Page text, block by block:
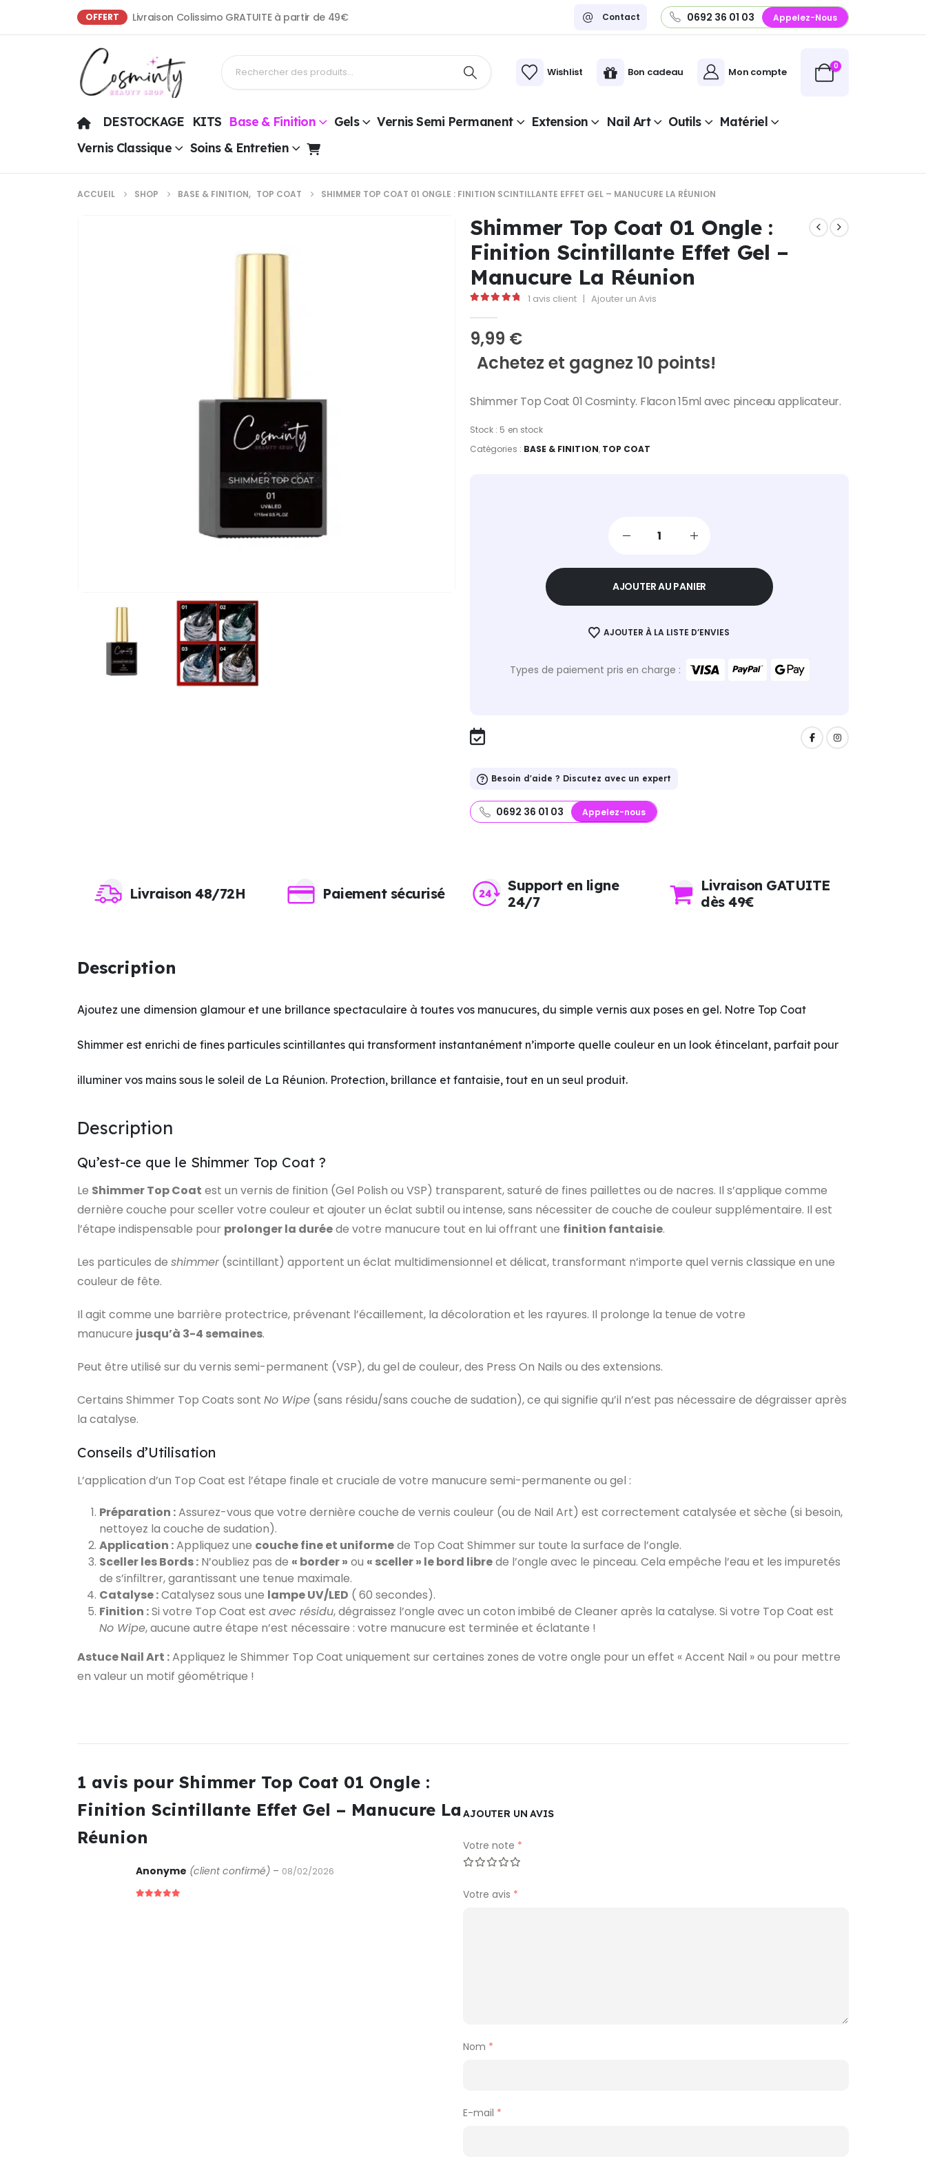
OFFERT Livraison Colissimo GRATUITE à partir de 49€ Contact 0692 36 01 03 Appelez-Nous
Wishlist Bon cadeau Mon compte 0
DESTOCKAGE KITS Base & Finition Gels Vernis Semi Permanent Extension Nail Art Outils
Matériel
Vernis Classique
Soins & Entretien
ACCUEIL SHOP BASE & FINITION, TOP COAT SHIMMER TOP COAT 01 ONGLE : FINITION SCINTILLANTE EFFET GEL – MANUCURE LA RÉUNION
Shimmer Top Coat 01 Ongle :
Finition Scintillante Effet Gel –
Manucure La Réunion
1 avis client | Ajouter un Avis
9,99 €
Achetez et gagnez 10 points!
Shimmer Top Coat 01 Cosminty. Flacon 15ml avec pinceau applicateur.
Stock : 5 en stock
Catégories : BASE & FINITION, TOP COAT
AJOUTER AU PANIER
AJOUTER À LA LISTE D’ENVIES
Types de paiement pris en charge :
Besoin d'aide ? Discutez avec un expert
0692 36 01 03 Appelez-nous
Livraison 48/72H Paiement sécurisé
Support en ligne
24/7
Livraison GATUITE
dès 49€
Description
Ajoutez une dimension glamour et une brillance spectaculaire à toutes vos manucures, du simple vernis aux poses en gel. Notre Top Coat
Shimmer est enrichi de fines particules scintillantes qui transforment instantanément n’importe quelle couleur en un look étincelant, parfait pour
illuminer vos mains sous le soleil de La Réunion. Protection, brillance et fantaisie, tout en un seul produit.
Description
Qu’est-ce que le Shimmer Top Coat ?
Le Shimmer Top Coat est un vernis de finition (Gel Polish ou VSP) transparent, saturé de fines paillettes ou de nacres. Il s’applique comme
dernière couche pour sceller votre couleur et ajouter un éclat subtil ou intense, sans nécessiter de couche de couleur supplémentaire. Il est
l’étape indispensable pour prolonger la duréede votre manucure tout en lui offrant une finition fantaisie.
Les particules de shimmer (scintillant) apportent un éclat multidimensionnel et délicat, transformant n’importe quel vernis classique en une
couleur de fête.
Il agit comme une barrière protectrice, prévenant l’écaillement, la décoloration et les rayures. Il prolonge la tenue de votre
manucure jusqu’à 3-4 semaines.
Peut être utilisé sur du vernis semi-permanent (VSP), du gel de couleur, des Press On Nails ou des extensions.
Certains Shimmer Top Coats sont No Wipe (sans résidu/sans couche de sudation), ce qui signifie qu’il n’est pas nécessaire de dégraisser après
la catalyse.
Conseils d’Utilisation
L’application d’un Top Coat est l’étape finale et cruciale de votre manucure semi-permanente ou gel :
Préparation :Assurez-vous que votre dernière couche de vernis couleur (ou de Nail Art) est correctement catalysée et sèche (si besoin,
nettoyez la couche de sudation).
Application :Appliquez une couche fine et uniformede Top Coat Shimmer sur toute la surface de l’ongle.
Sceller les Bords : N’oubliez pas de « border » ou « sceller » le bord librede l’ongle avec le pinceau. Cela empêche l’eau et les impuretés
de s’infiltrer, garantissant une tenue maximale.
Catalyse :Catalysez sous une lampe UV/LED ( 60 secondes).
Finition :Si votre Top Coat est avec résidu, dégraissez l’ongle avec un coton imbibé de Cleaner après la catalyse. Si votre Top Coat est
No Wipe, aucune autre étape n’est nécessaire : votre manucure est terminée et éclatante !
Astuce Nail Art :Appliquez le Shimmer Top Coat uniquement sur certaines zones de votre ongle pour un effet « Accent Nail » ou pour mettre
en valeur un motif géométrique !
1 avis pour Shimmer Top Coat 01 Ongle :
Finition Scintillante Effet Gel – Manucure La
Réunion
Anonyme (client confirmé) – 08/02/2026
AJOUTER UN AVIS
Votre note *
Votre avis *
Nom *
E-mail *